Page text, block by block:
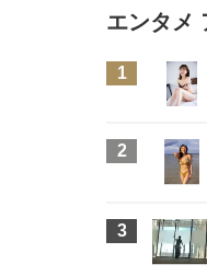
エンタメ